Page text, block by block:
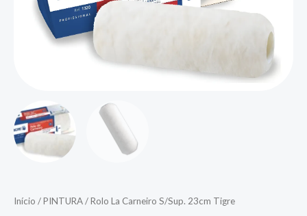
Início /PINTURA/ Rolo La Carneiro S/Sup. 23cm Tigre